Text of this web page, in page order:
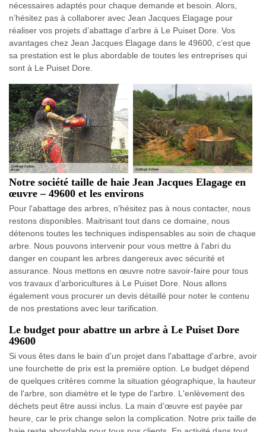
nécessaires adaptés pour chaque demande et besoin. Alors,
n’hésitez pas à collaborer avec Jean Jacques Elagage pour
réaliser vos projets d’abattage d’arbre à Le Puiset Dore. Vos
avantages chez Jean Jacques Elagage dans le 49600, c’est que
sa prestation est le plus abordable de toutes les entreprises qui
sont à Le Puiset Dore.
Notre société taille de haie Jean Jacques Elagage en
œuvre – 49600 et les environs
Pour l'abattage des arbres, n'hésitez pas à nous contacter, nous
restons disponibles. Maitrisant tout dans ce domaine, nous
détenons toutes les techniques indispensables au soin de chaque
arbre. Nous pouvons intervenir pour vous mettre à l'abri du
danger en coupant les arbres dangereux avec sécurité et
assurance. Nous mettons en œuvre notre savoir-faire pour tous
vos travaux d’arboricultures à Le Puiset Dore. Nous allons
également vous procurer un devis détaillé pour noter le contenu
de nos prestations avec leur tarification.
Le budget pour abattre un arbre à Le Puiset Dore
49600
Si vous êtes dans le bain d’un projet dans l'abattage d'arbre, avoir
une fourchette de prix est la première option. Le budget dépend
de quelques critères comme la situation géographique, la hauteur
de l'arbre, son diamètre et le type de l'arbre. L'enlèvement des
déchets peut être aussi inclus. La main d’œuvre est payée par
heure, car le prix change selon la complication. Notre prix taille de